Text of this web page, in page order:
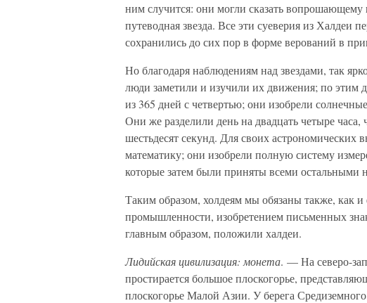
ним случится: они могли сказать вопрошающему
путеводная звезда. Все эти суеверия из Халдеи
сохранились до сих пор в форме верований в
Но благодаря наблюдениям над звездами, так
люди заметили и изучили их движения; по этим
из 365 дней с четвертью; они изобрели
Они же разделили день на двадцать четыре
шестьдесят секунд. Для своих
математику; они изобрели полную систему
которые затем были приняты всеми остальными
Таким образом, холдеям мы обязаны также, как и
промышленности, изобретением письменных
главным образом, положили халдеи.
Лидийская цивилизация: монета. — На северо-
простирается большое плоскогорье,
плоскогорье Малой Азии. У берега